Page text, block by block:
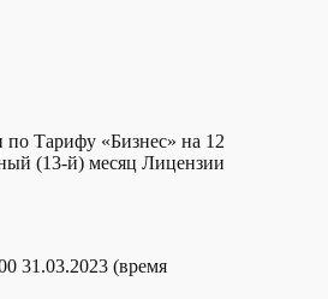
Тарифу «Бизнес» на 12
(13-й) месяц Лицензии
31.03.2023 (время